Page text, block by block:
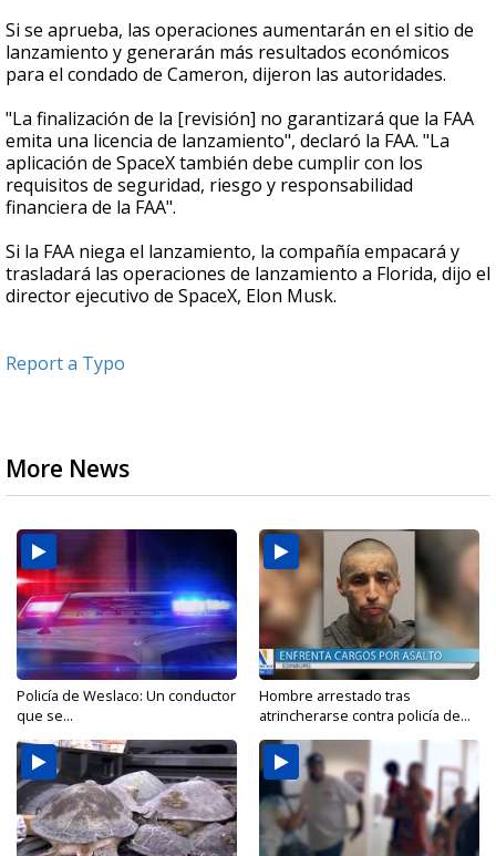
Si se aprueba, las operaciones aumentarán en el sitio de
lanzamiento y generarán más resultados económicos
para el condado de Cameron, dijeron las autoridades.
"La finalización de la [revisión] no garantizará que la FAA
emita una licencia de lanzamiento", declaró la FAA. "La
aplicación de SpaceX también debe cumplir con los
requisitos de seguridad, riesgo y responsabilidad
financiera de la FAA".
Si la FAA niega el lanzamiento, la compañía empacará y
trasladará las operaciones de lanzamiento a Florida, dijo el
director ejecutivo de SpaceX, Elon Musk.
Report a Typo
More News
Policía de Weslaco: Un conductor
que se...
Hombre arrestado tras
atrincherarse contra policía de...